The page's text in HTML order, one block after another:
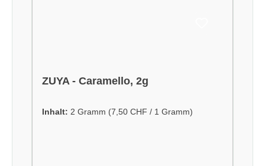
ZUYA - Caramello, 2g
Inhalt: 2 Gramm (7,50 CHF / 1 Gramm)